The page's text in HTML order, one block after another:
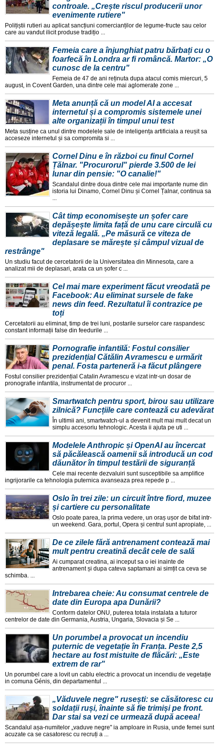
controale. „Crește riscul producerii unor
evenimente rutiere"
Polițiștii rutieri au aplicat sancțiuni comercianților de legume-fructe sau celor
care au vandut ilicit produse tradițio ...
Femeia care a înjunghiat patru bărbați cu o
foarfecă în Londra ar fi româncă. Martor: „O
cunosc de la centru"
Femeia de 47 de ani reținuta dupa atacul comis miercuri, 5
august, in Covent Garden, una dintre cele mai aglomerate zone ...
Meta anunță că un model AI a accesat
internetul și a compromis sistemele unei
alte organizații în timpul unui test
Meta susține ca unul dintre modelele sale de inteligența artificiala a reușit sa
acceseze internetul și sa compromita si ...
Cornel Dinu e în război cu finul Cornel
Țălnar. "Procurorul" pierde 3.500 de lei
lunar din pensie: "O canalie!"
Scandalul dintre doua dintre cele mai importante nume din
istoria lui Dinamo, Cornel Dinu și Cornel Țalnar, continua sa
Cât timp economisește un șofer care
depășește limita față de unu care circulă cu
viteză legală. „Pe măsură ce viteza de
deplasare se mărește și câmpul vizual de
restrânge"
Un studiu facut de cercetatorii de la Universitatea din Minnesota, care a
analizat mii de deplasari, arata ca un șofer c ...
Cel mai mare experiment făcut vreodată pe
Facebook: Au eliminat sursele de fake
news din feed. Rezultatul îi contrazice pe
toți
Cercetatorii au eliminat, timp de trei luni, postarile surselor care raspandesc
constant informații false din feedurile ...
Pornografie infantilă: Fostul consilier
prezidențial Cătălin Avramescu e urmărit
penal. Fosta parteneră i-a făcut plângere
Fostul consilier prezidențial Catalin Avramescu e vizat intr-un dosar de
pronografie infantila, instrumentat de procuror ...
Smartwatch pentru sport, birou sau utilizare
zilnică? Funcțiile care contează cu adevărat
În ultimii ani, smartwatch-ul a devenit mult mai mult decat un
simplu accesoriu tehnologic. Acesta ii ajuta pe uti ...
Modelele Anthropic și OpenAI au încercat
să păcălească oamenii să introducă un cod
dăunător în timpul testării de siguranță
Cele mai recente dezvaluiri sunt susceptibile sa amplifice
ingrijorarile ca tehnologia puternica avanseaza prea repede p ...
Oslo în trei zile: un circuit între fiord, muzee
și cartiere cu personalitate
Oslo poate parea, la prima vedere, un oraș ușor de bifat intr-
un weekend. Gara, portul, Opera și centrul sunt apropiate, ...
De ce zilele fără antrenament contează mai
mult pentru creatină decât cele de sală
Ai cumparat creatina, ai inceput sa o iei inainte de
antrenament și dupa cateva saptamani ai simțit ca ceva se
schimba. ...
Intrebarea cheie: Au consumat centrele de
date din Europa apa Dunării?
Conform datelor ONU, puterea totala instalata a tuturor
centrelor de date din Germania, Austria, Ungaria, Slovacia și Se ...
Un porumbel a provocat un incendiu
puternic de vegetație în Franța. Peste 2,5
hectare au fost mistuite de flăcări: „Este
extrem de rar"
Un porumbel care a lovit un cablu electric a provocat un incendiu de vegetație
in comuna Génis, din departamentul ...
„Văduvele negre" rusești: se căsătoresc cu
soldații ruși, înainte să fie trimiși pe front.
Dar stai sa vezi ce urmează după aceea!
Scandalul așa-numitelor „vaduve negre" ia amploare in Rusia, unde femei sunt
acuzate ca se casatoresc cu recruți a ...